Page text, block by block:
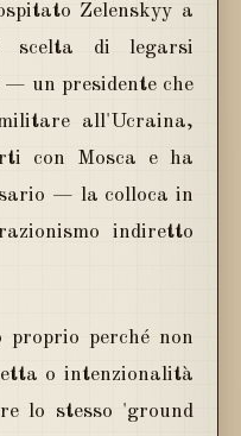
Zelenskyy a
scelta di legarsi
un presidente che
all'Ucraina,
con Mosca e ha
— la colloca in
indiretto
proprio perché non
o intenzionalità
lo stesso 'ground